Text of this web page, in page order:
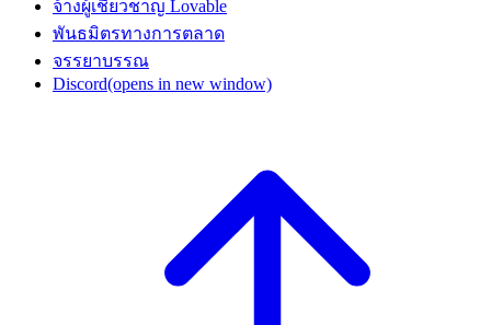
จ้างผู้เชี่ยวชาญ Lovable
พันธมิตรทางการตลาด
จรรยาบรรณ
Discord(opens in new window)